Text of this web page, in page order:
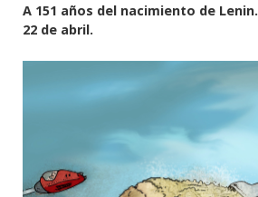
A 151 años del nacimiento de Lenin.
22 de abril.